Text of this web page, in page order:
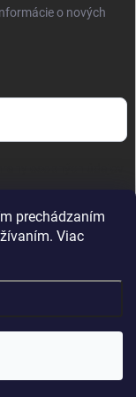
prechádzaním
Viac
o nových
Upraviť nastavenie